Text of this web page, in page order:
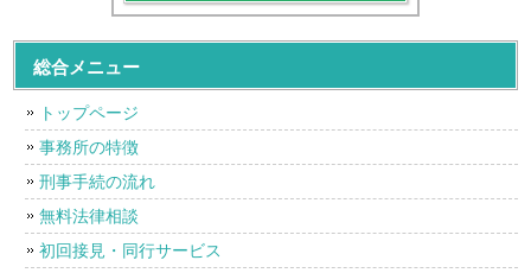
総合メニュー
トップページ
事務所の特徴
刑事手続の流れ
無料法律相談
初回接見・同行サービス